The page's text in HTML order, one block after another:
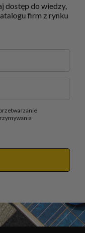
dostęp do wiedzy,
firm z rynku